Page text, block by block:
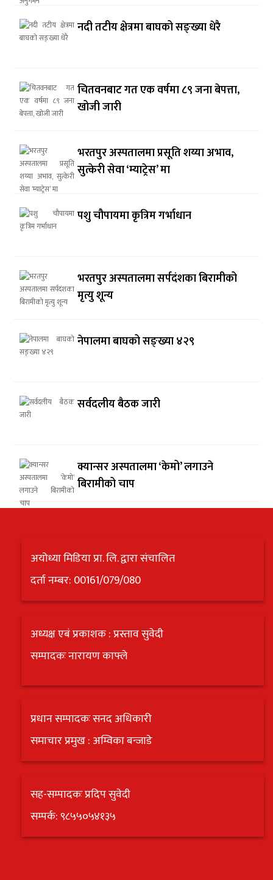
नदी तटीय क्षेत्रमा बाघको सङ्ख्या धेरै
चितवनबाट गत एक वर्षमा ८९ जना बेपत्ता,
खोजी जारी
भरतपुर अस्पतालमा प्रसूति शय्या अभाव,
सुत्केरी सेवा ‘म्याट्रेस’ मा
पशु चौपायमा कृत्रिम गर्भाधान
भरतपुर अस्पतालमा सर्पदंशका बिरामीको
मृत्यु शून्य
नेपालमा बाघको सङ्ख्या ४२९
सर्वदलीय बैठक जारी
क्यान्सर अस्पतालमा ‘केमो’ लगाउने
बिरामीको चाप
अयोध्या मिडिया प्रा. लि. द्वारा संचालित
दर्ता नम्बर: 00161/079/080
अध्यक्ष एबं प्रकाशक : प्रस्ताव सुवेदी
सम्पादकः नारायण काफ्ले
प्रधान सम्पादकः सनद अधिकारी
समाचार प्रमुख : अम्विका बन्जाडे
सह-सम्पादकः प्रदिप सुवेदी
सम्पर्क: ९८५५०५४१३५